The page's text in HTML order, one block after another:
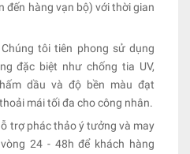
đến hàng vạn bộ) với thời gian
Chúng tôi tiên phong sử dụng
đặc biệt như chống tia UV,
dầu và độ bền màu đạt
mái tối đa cho công nhân.
trợ phác thảo ý tưởng và may
24 - 48h để khách hàng